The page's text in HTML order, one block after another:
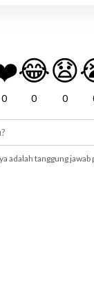
0
😂
0
😧
0
adalah tanggung jawab